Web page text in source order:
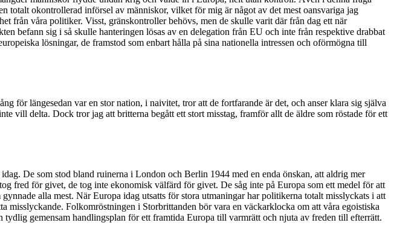
totalt okontrollerad införsel av människor, vilket för mig är något av det mest oansvariga jag
från våra politiker. Visst, gränskontroller behövs, men de skulle varit där från dag ett när
befann sig i så skulle hanteringen lösas av en delegation från EU och inte från respektive drabbat
lösningar, de framstod som enbart hålla på sina nationella intressen och oförmögna till
för längesedan var en stor nation, i naivitet, tror att de fortfarande är det, och anser klara sig själva
vill delta. Dock tror jag att britterna begått ett stort misstag, framför allt de äldre som röstade för ett
De som stod bland ruinerna i London och Berlin 1944 med en enda önskan, att aldrig mer
fred för givet, de tog inte ekonomisk välfärd för givet. De såg inte på Europa som ett medel för att
alla mest. När Europa idag utsatts för stora utmaningar har politikerna totalt misslyckats i att
Folkomröstningen i Storbrittanden bör vara en väckarklocka om att våra egoistiska
gemensam handlingsplan för ett framtida Europa till varmrätt och njuta av freden till efterrätt.